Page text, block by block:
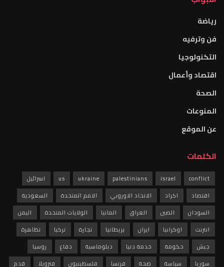
رياضة
فن وترفيه
التكنولوجيا
اقتصاد وأعمال
الصحة
المنوعات
عن الموقع
الكلمات
conflict
israel
palestinians
ukraine
us
اسرائيل
اقتصاد
اكراد الاتحاد الاوروبي الامم المتحدة
السعودية
السودان
الصين العراق المانيا الولايات المتحدة
اليمن
انترنت
اوكرانيا ايران بريطانيا تجارة تركيا
تظاهرة
جيش
حكومة خدمة دنيا دبلوماسية دفاع
روسيا
سوريا
سياسة صحة فرنسا فلسطينيون فنزويلا قدم